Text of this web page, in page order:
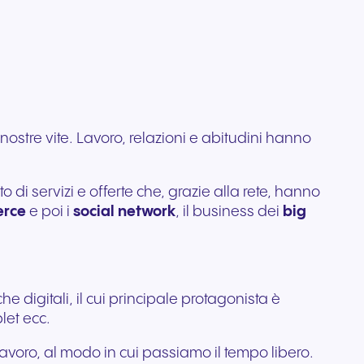
vite. Lavoro, relazioni e abitudini hanno
di servizi e offerte che, grazie alla rete, hanno
e poi i social network, il business dei big
digitali, il cui principale protagonista è
ecc.
al modo in cui passiamo il tempo libero.